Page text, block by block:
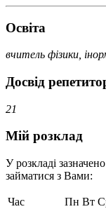
Освiта
вчитель фізики,
Досвід
21
Мій розклад
У розкладі
займатися з Вами:
Час Пн Вт